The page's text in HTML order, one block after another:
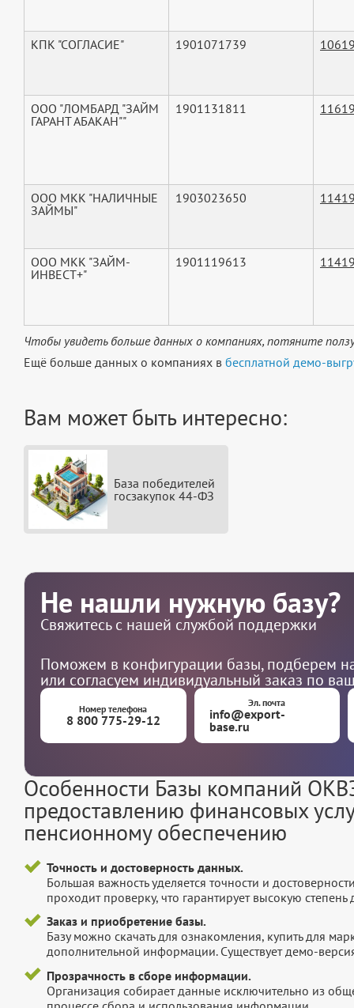
КПК "СОГЛАСИЕ" 1901071739
ООО "ЛОМБАРД "ЗАЙМ
ГАРАНТ АБАКАН""
1901131811
ООО МКК "НАЛИЧНЫЕ
ЗАЙМЫ"
1903023650
ООО МКК "ЗАЙМ-
ИНВЕСТ+"
1901119613
Чтобы увидеть больше данных о компаниях, потяните
Ещё больше данных о компаниях в бесплатной демо-
Вам может быть интересно:
База победителей
госзакупок 44-ФЗ
Не нашли нужную базу?
Свяжитесь с нашей службой поддержки
Поможем в конфигурации базы, подберем
или согласуем индивидуальный заказ по
Номер телефона
8 800 775-29-12
Эл. почта
info@export-
base.ru
Особенности Базы компаний
предоставлению финансовых
пенсионному обеспечению
Точность и достоверность данных.
Большая важность уделяется точности и
проходит проверку, что гарантирует высокую
Заказ и приобретение базы.
Базу можно скачать для ознакомления, купить для
дополнительной информации. Существует демо-
Прозрачность в сборе информации.
Организация собирает данные исключительно из